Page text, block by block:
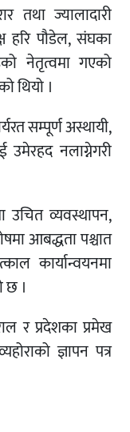
तथा ज्यालादारी
हरि पौडेल, संघका
नेतृत्वमा गएको
थियो ।
सम्पूर्ण अस्थायी,
उमेरहद नलाग्नेगरी
उचित व्यवस्थापन,
आबद्धता पश्चात
कार्यान्वयनमा
छ ।
र प्रदेशका प्रमेख
ज्ञापन पत्र